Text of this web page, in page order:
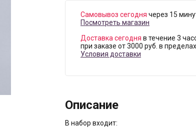
Самовывоз сегодня через 15
Посмотреть магазин
Доставка сегодня в течение 3
при заказе от 3000 руб. в
Условия доставки
Описание
В набор входит: